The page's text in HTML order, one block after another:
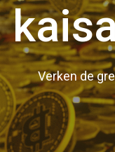
Verken de